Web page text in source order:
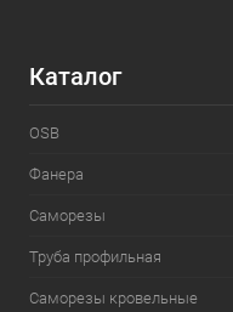
Каталог
OSB
Фанера
Саморезы
Труба профильная
Саморезы кровельные